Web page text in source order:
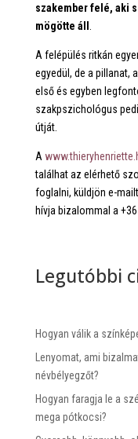
szakember felé, aki
mögötte áll
A felépülés ritkán
egyedül, de a pillanat,
első és egyben
szakpszichológus
útját.
A
találhat az elérhető
foglalni, küldjön e-
hívja bizalommal a
Legutóbbi
Hogyan válik a
Lenyomat, ami
névbélyegzőt?
Hogyan faragja le a
mega pótkocsi?